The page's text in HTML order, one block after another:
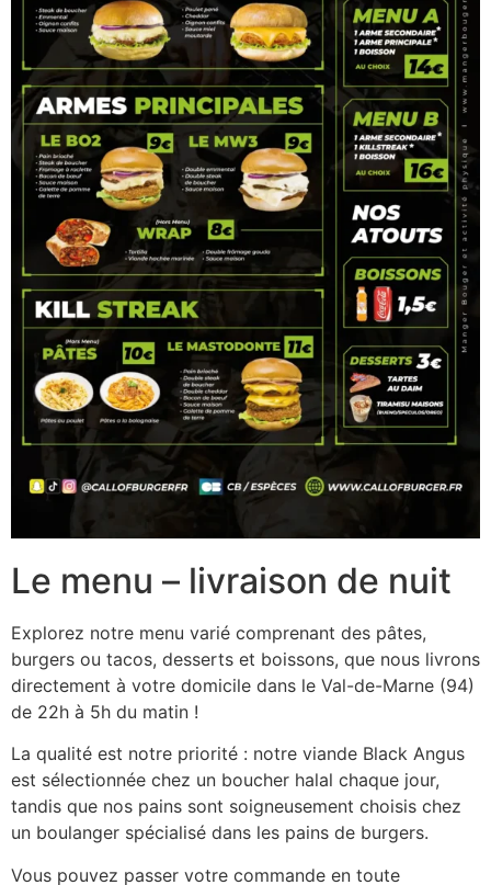
Le menu – livraison de nuit
Explorez notre menu varié comprenant des pâtes,
burgers ou tacos, desserts et boissons, que nous livrons
directement à votre domicile dans le Val-de-Marne (94)
de 22h à 5h du matin !
La qualité est notre priorité : notre viande Black Angus
est sélectionnée chez un boucher halal chaque jour,
tandis que nos pains sont soigneusement choisis chez
un boulanger spécialisé dans les pains de burgers.
Vous pouvez passer votre commande en toute